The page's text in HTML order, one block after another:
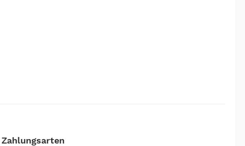
Zahlungsarten